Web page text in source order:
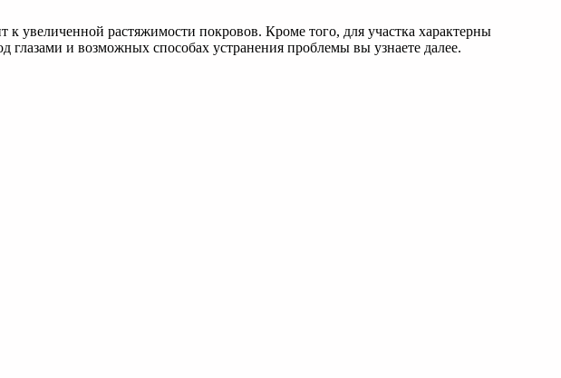
к увеличенной растяжимости покровов. Кроме того, для участка характерны
и возможных способах устранения проблемы вы узнаете далее.